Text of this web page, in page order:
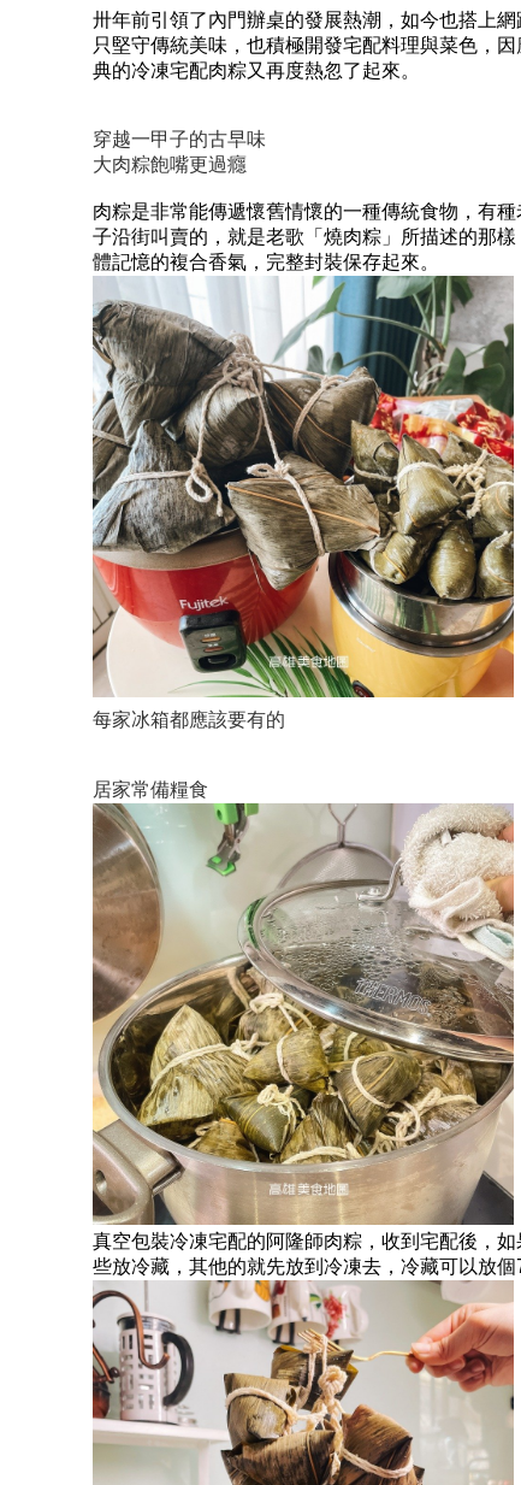
卅年前引領了內門辦桌的發展熱潮，如今也搭上
只堅守傳統美味，也積極開發宅配料理與菜色，
典的冷凍宅配肉粽又再度熱忽了起來。
穿越一甲子的古早味
大肉粽飽嘴更過癮
肉粽是非常能傳遞懷舊情懷的一種傳統食物，有
子沿街叫賣的，就是老歌「燒肉粽」所描述的那
體記憶的複合香氣，完整封裝保存起來。
每家冰箱都應該要有的
居家常備糧食
真空包裝冷凍宅配的阿隆師肉粽，收到宅配後，
些放冷藏，其他的就先放到冷凍去，冷藏可以放個